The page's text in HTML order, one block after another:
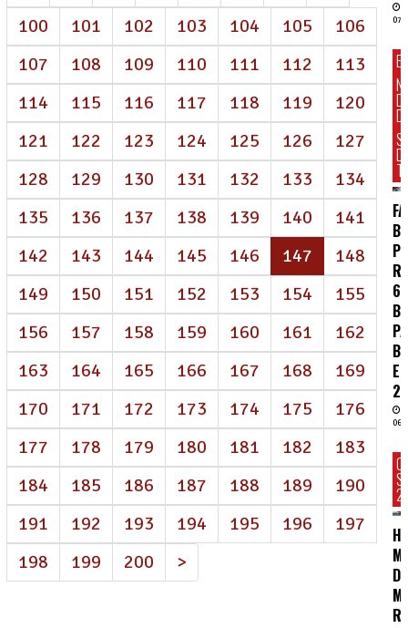
100
101 102 103 104 105
106
107
108 109 110 111 112
113
114
115 116 117 118 119
120
121
122 123 124 125 126
127
128
129 130 131 132 133
134
135
136 137 138 139 140
141
142
143 144 145 146 147 (atual)
148
149
150 151 152 153 154
155
156
157 158 159 160 161
162
163
164 165 166 167 168
169
170
171 172 173 174 175
176
177
178 179 180 181 182
183
184
185 186 187 188 189
190
191
192 193 194 195 196
197
198
199 200 >
07/
06/